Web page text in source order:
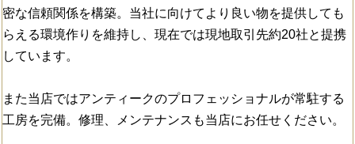
密な信頼関係を構築。当社に向けてより良い物を提供しても
らえる環境作りを維持し、現在では現地取引先約20社と提携
しています。
また当店ではアンティークのプロフェッショナルが常駐する
工房を完備。修理、メンテナンスも当店にお任せください。